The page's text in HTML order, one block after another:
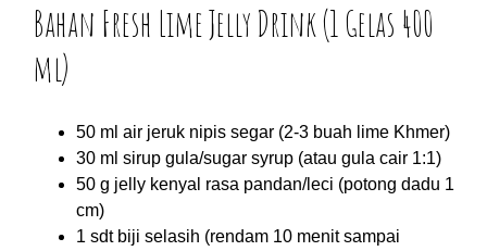
Bahan Fresh Lime Jelly Drink (1 Gelas 400
ml)
50 ml air jeruk nipis segar (2-3 buah lime Khmer)
30 ml sirup gula/sugar syrup (atau gula cair 1:1)
50 g jelly kenyal rasa pandan/leci (potong dadu 1
cm)
1 sdt biji selasih (rendam 10 menit sampai